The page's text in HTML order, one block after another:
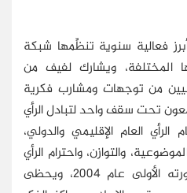
فعالية سنوية تنظِّمها شبكة
المختلفة، ويشارك لفيف من
من توجهات ومشارب فكرية
تحت سقف واحد لتبادل الرأي
العام الإقليمي والدولي،
والتوازن، واحترام الرأي
والرأي الآخر، وقد انطلقت دورته الأولى عام 2004، ويحظى